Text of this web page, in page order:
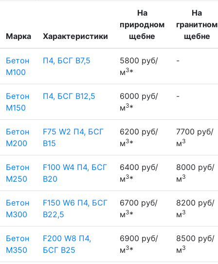
Марка Характеристики
На
природном
щебне
На
гранитном
щебне
Бетон
М100
П4, БСГ В7,5
5800 руб/
м3*
-
Бетон
М150
П4, БСГ В12,5
6000 руб/
м3*
-
Бетон
М200
F75 W2 П4, БСГ
В15
6200 руб/
м3*
7700 руб/
м3
Бетон
М250
F100 W4 П4, БСГ
В20
6400 руб/
м3*
8000 руб/
м3
Бетон
М300
F150 W6 П4, БСГ
В22,5
6700 руб/
м3*
8200 руб/
м3
Бетон
М350
F200 W8 П4,
БСГ В25
6900 руб/
м3*
8500 руб/
м3